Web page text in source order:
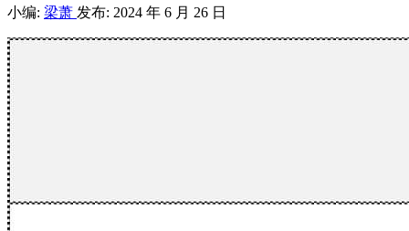
小编: 梁萧 发布: 2024 年 6 月 26 日